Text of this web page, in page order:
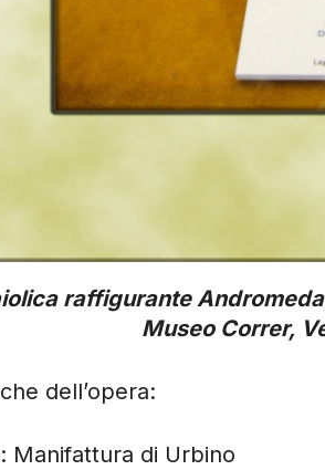
raffigurante
Museo Correr,
dell’opera:
Manifattura di Urbino